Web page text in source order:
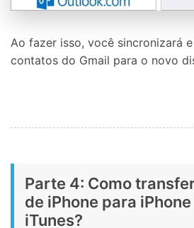
Ao fazer isso, você sincronizará
contatos do Gmail para o novo
Parte 4: Como
de iPhone para
iTunes?